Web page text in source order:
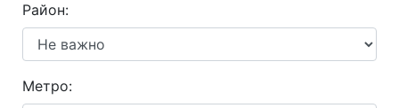
Район:
Метро: